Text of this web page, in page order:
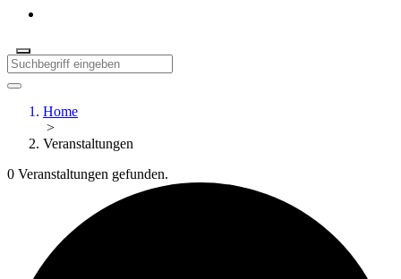
Home
>
Veranstaltungen
0 Veranstaltungen gefunden.